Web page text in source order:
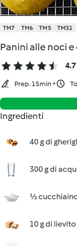
TM7 TM6 TM5 TM31
Panini alle noci
4.7
Prep. 15min
Ingredienti
40 g di
300 g di
½
10 g di